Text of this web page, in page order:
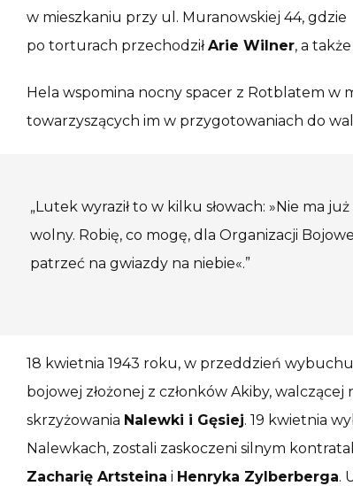
w mieszkaniu przy ul. Muranowskiej 44,
po torturach przechodziłArie Wilner, a
Hela wspomina nocny spacer z Rotblatem w
towarzyszących im w przygotowaniach do
„Lutek wyraził to w kilku słowach: »Nie ma
wolny. Robię, co mogę, dla Organizacji
patrzeć na gwiazdy na niebie«.”
18 kwietnia 1943 roku, w przeddzień
bojowej złożonej z członków Akiby,
skrzyżowania Nalewki i Gęsiej. 19 kwietnia
Nalewkach, zostali zaskoczeni silnym
Zacharię Artsteina i Henryka Zylberberga.